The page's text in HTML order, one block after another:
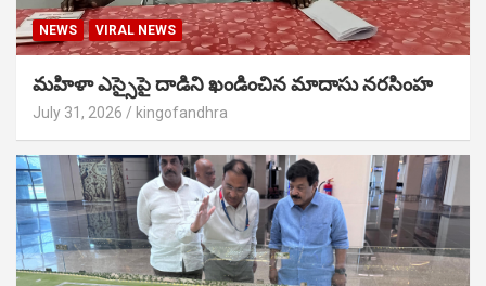
NEWS VIRAL NEWS
మహిళా ఎస్సైపై దాడిని ఖండించిన మాదాసు నరసింహ
July 31, 2026 kingofandhra